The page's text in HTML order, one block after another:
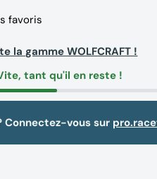
favoris
la gamme WOLFCRAFT !
tant qu'il en reste !
Connectez-vous sur